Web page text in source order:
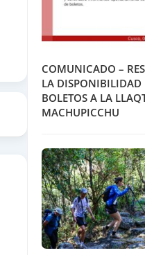
COMUNICADO –
LA DISPONIBILIDAD
BOLETOS A LA
MACHUPICCHU